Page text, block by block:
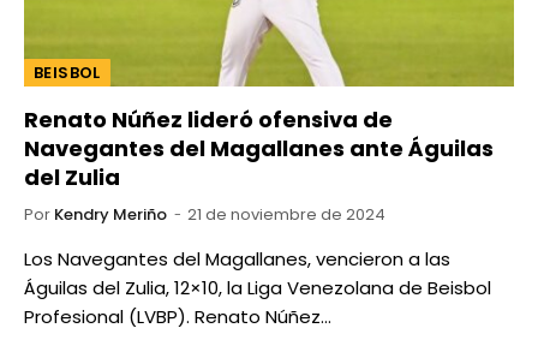
BEISBOL
Renato Núñez lideró ofensiva de
Navegantes del Magallanes ante Águilas
del Zulia
Por Kendry Meriño 21 de noviembre de 2024
Los Navegantes del Magallanes, vencieron a las
Águilas del Zulia, 12×10, la Liga Venezolana de Beisbol
Profesional (LVBP). Renato Núñez…